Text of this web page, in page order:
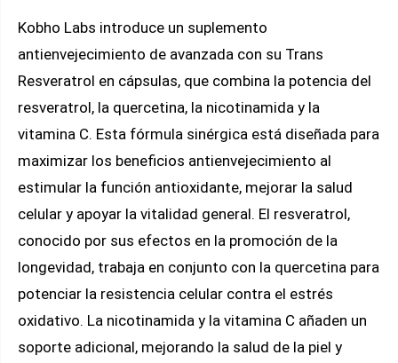
Kobho Labs introduce un suplemento
antienvejecimiento de avanzada con su Trans
Resveratrol en cápsulas, que combina la potencia del
resveratrol, la quercetina, la nicotinamida y la
vitamina C. Esta fórmula sinérgica está diseñada para
maximizar los beneficios antienvejecimiento al
estimular la función antioxidante, mejorar la salud
celular y apoyar la vitalidad general. El resveratrol,
conocido por sus efectos en la promoción de la
longevidad, trabaja en conjunto con la quercetina para
potenciar la resistencia celular contra el estrés
oxidativo. La nicotinamida y la vitamina C añaden un
soporte adicional, mejorando la salud de la piel y